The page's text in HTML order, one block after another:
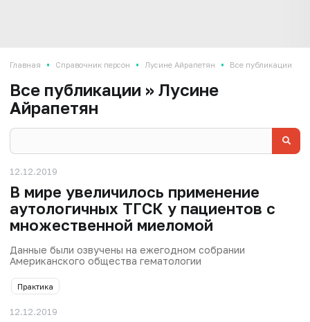
Главная • Справочник персон • Лусине Айрапетян • Все публикации
Все публикации » Лусине
Айрапетян
12.12.2019
В мире увеличилось применение
аутологичных ТГСК у пациентов с
множественной миеломой
Данные были озвучены на ежегодном собрании
Американского общества гематологии
Практика
12.12.2019